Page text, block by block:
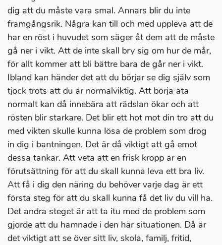
dig att du måste vara smal. Annars blir du inte
framgångsrik. Några kan till och med uppleva att de
har en röst i huvudet som säger åt dem att de måste
gå ner i vikt. Att de inte skall bry sig om hur de mår,
för allt kommer att bli bättre bara de går ner i vikt.
Ibland kan händer det att du börjar se dig själv som
tjock trots att du är normalviktig. Att börja äta
normalt kan då innebära att rädslan ökar och att
rösten blir starkare. Det blir ett hot mot din tro att du
med vikten skulle kunna lösa de problem som drog
in dig i bantningen. Det är då viktigt att gå emot
dessa tankar. Att veta att en frisk kropp är en
förutsättning för att du skall kunna leva ett bra liv.
Att få i dig den näring du behöver varje dag är ett
första steg för att du skall kunna få det liv du vill ha.
Det andra steget är att ta itu med de problem som
gjorde att du hamnade i den här situationen. Då är
det viktigt att se över sitt liv, skola, familj, fritid,